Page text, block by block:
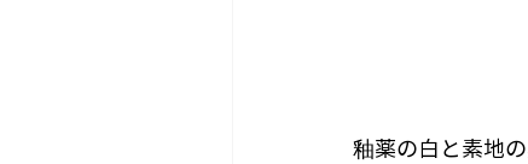
釉薬の白と素地